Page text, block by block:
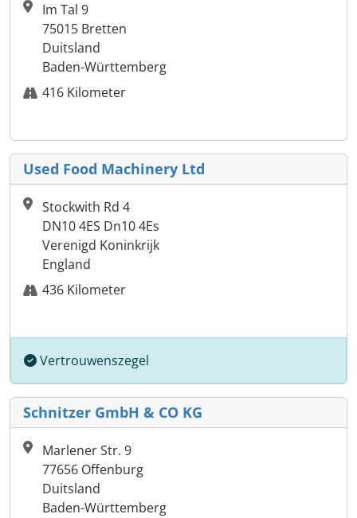
Im Tal 9
75015 Bretten
Duitsland
Baden-Württemberg
416 Kilometer
Used Food Machinery Ltd
Stockwith Rd 4
DN10 4ES Dn10 4Es
Verenigd Koninkrijk
England
436 Kilometer
Vertrouwenszegel
Schnitzer GmbH & CO KG
Marlener Str. 9
77656 Offenburg
Duitsland
Baden-Württemberg